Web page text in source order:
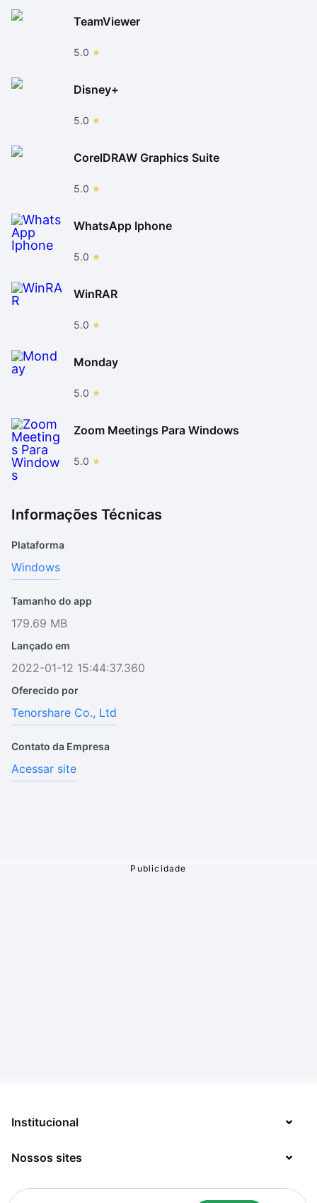
TeamViewer
5.0
Disney+
5.0
CorelDRAW Graphics Suite
5.0
WhatsApp Iphone
5.0
WinRAR
5.0
Monday
5.0
Zoom Meetings Para Windows
5.0
Informações Técnicas
Plataforma
Windows
Tamanho do app
179.69 MB
Lançado em
2022-01-12 15:44:37.360
Oferecido por
Tenorshare Co., Ltd
Contato da Empresa
Acessar site
Institucional
Sobre
Contato
Nossos sites
TecMundo